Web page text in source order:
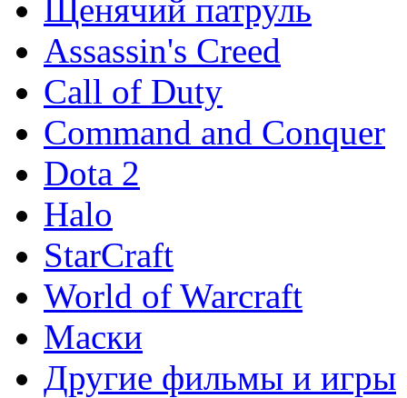
Щенячий патруль
Assassin's Creed
Call of Duty
Command and Conquer
Dota 2
Halo
StarCraft
World of Warcraft
Маски
Другие фильмы и игры